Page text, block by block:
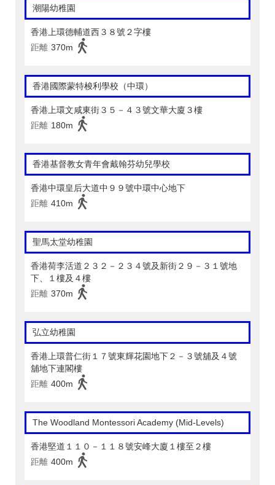
潮陽幼稚園
香港上環德輔道西３８號２字樓
距離 370m
香港國際蒙特梭利學校（中環）
香港上環文咸東街３５－４３號文華大廈３樓
距離 180m
香港基督教女青年會戴翰芬幼兒學校
香港中環皇后大道中９９號中環中心地下
距離 410m
聖馬太堂幼稚園
香港荷李活道２３２－２３４號及新街２９－３１號地
下、１樓及４樓
距離 370m
弘立幼稚園
香港上環普仁街１７號東輝花園地下２－３號舖及４號
舖地下連閣樓
距離 400m
The Woodland Montessori Academy (Mid-Levels)
香港堅道１１０－１１８號安峰大廈１樓至２樓
距離 400m